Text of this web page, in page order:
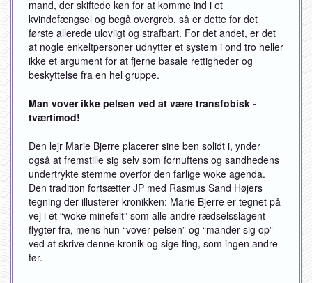
mand, der skiftede køn for at komme ind i et
kvindefængsel og begå overgreb, så er dette for det
første allerede ulovligt og strafbart. For det andet, er det
at nogle enkeltpersoner udnytter et system i ond tro heller
ikke et argument for at fjerne basale rettigheder og
beskyttelse fra en hel gruppe.
Man vover ikke pelsen ved at være transfobisk -
tværtimod!
Den lejr Marie Bjerre placerer sine ben solidt i, ynder
også at fremstille sig selv som fornuftens og sandhedens
undertrykte stemme overfor den farlige woke agenda.
Den tradition fortsætter JP med Rasmus Sand Højers
tegning der illusterer kronikken: Marie Bjerre er tegnet på
vej i et “woke minefelt” som alle andre rædselsslagent
flygter fra, mens hun “vover pelsen” og “mander sig op”
ved at skrive denne kronik og sige ting, som ingen andre
tør.